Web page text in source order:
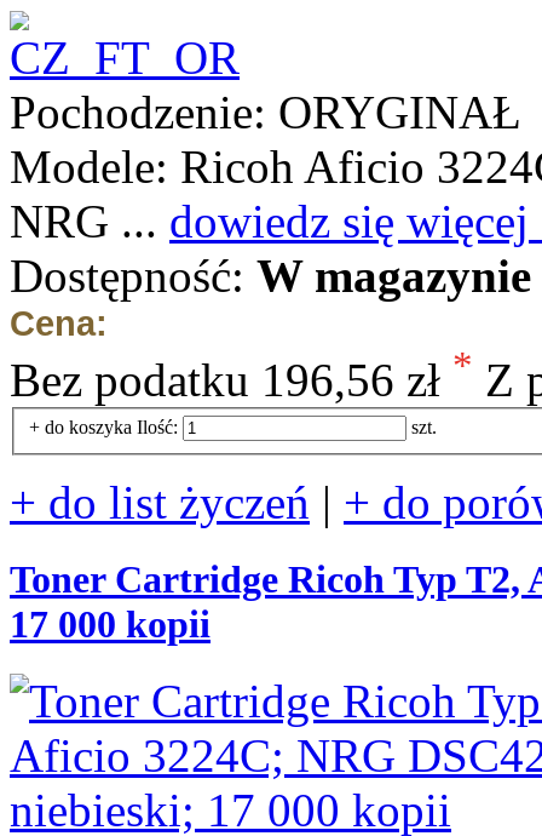
Pochodzenie: ORYGINAŁ
Modele: Ricoh Aficio
NRG ... dowiedz się więcej
Dostępność: W
Cena:
Bez podatku 196,56 zł * Z
+ do koszyka Ilość: szt.
+ do list życzeń | + do
Toner Cartridge Ricoh Typ T2,
17 000 kopii